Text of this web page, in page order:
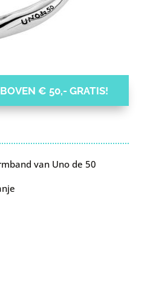
€ 50,- GRATIS!
van Uno de 50